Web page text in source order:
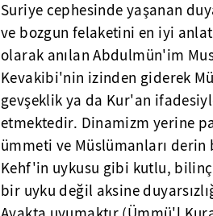
Suriye cephesinde yaşanan
ve bozgun felaketini en iyi
olarak anılan Abdulmün'im
Kevakibi'nin izinden giderek
gevşeklik ya da Kur'an
etmektedir. Dinamizm yerine
ümmeti ve Müslümanları derin
Kehf'in uykusu gibi kutlu,
bir uyku değil aksine